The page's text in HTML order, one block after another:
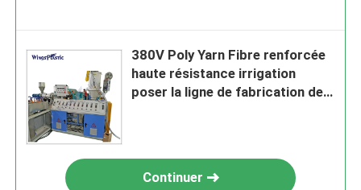
380V Poly Yarn Fibre renforcée
haute résistance irrigation
poser la ligne de fabrication de
Continuer